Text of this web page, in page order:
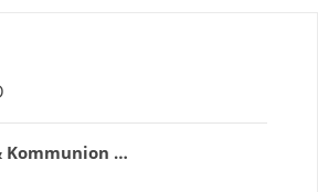
Kommunion …